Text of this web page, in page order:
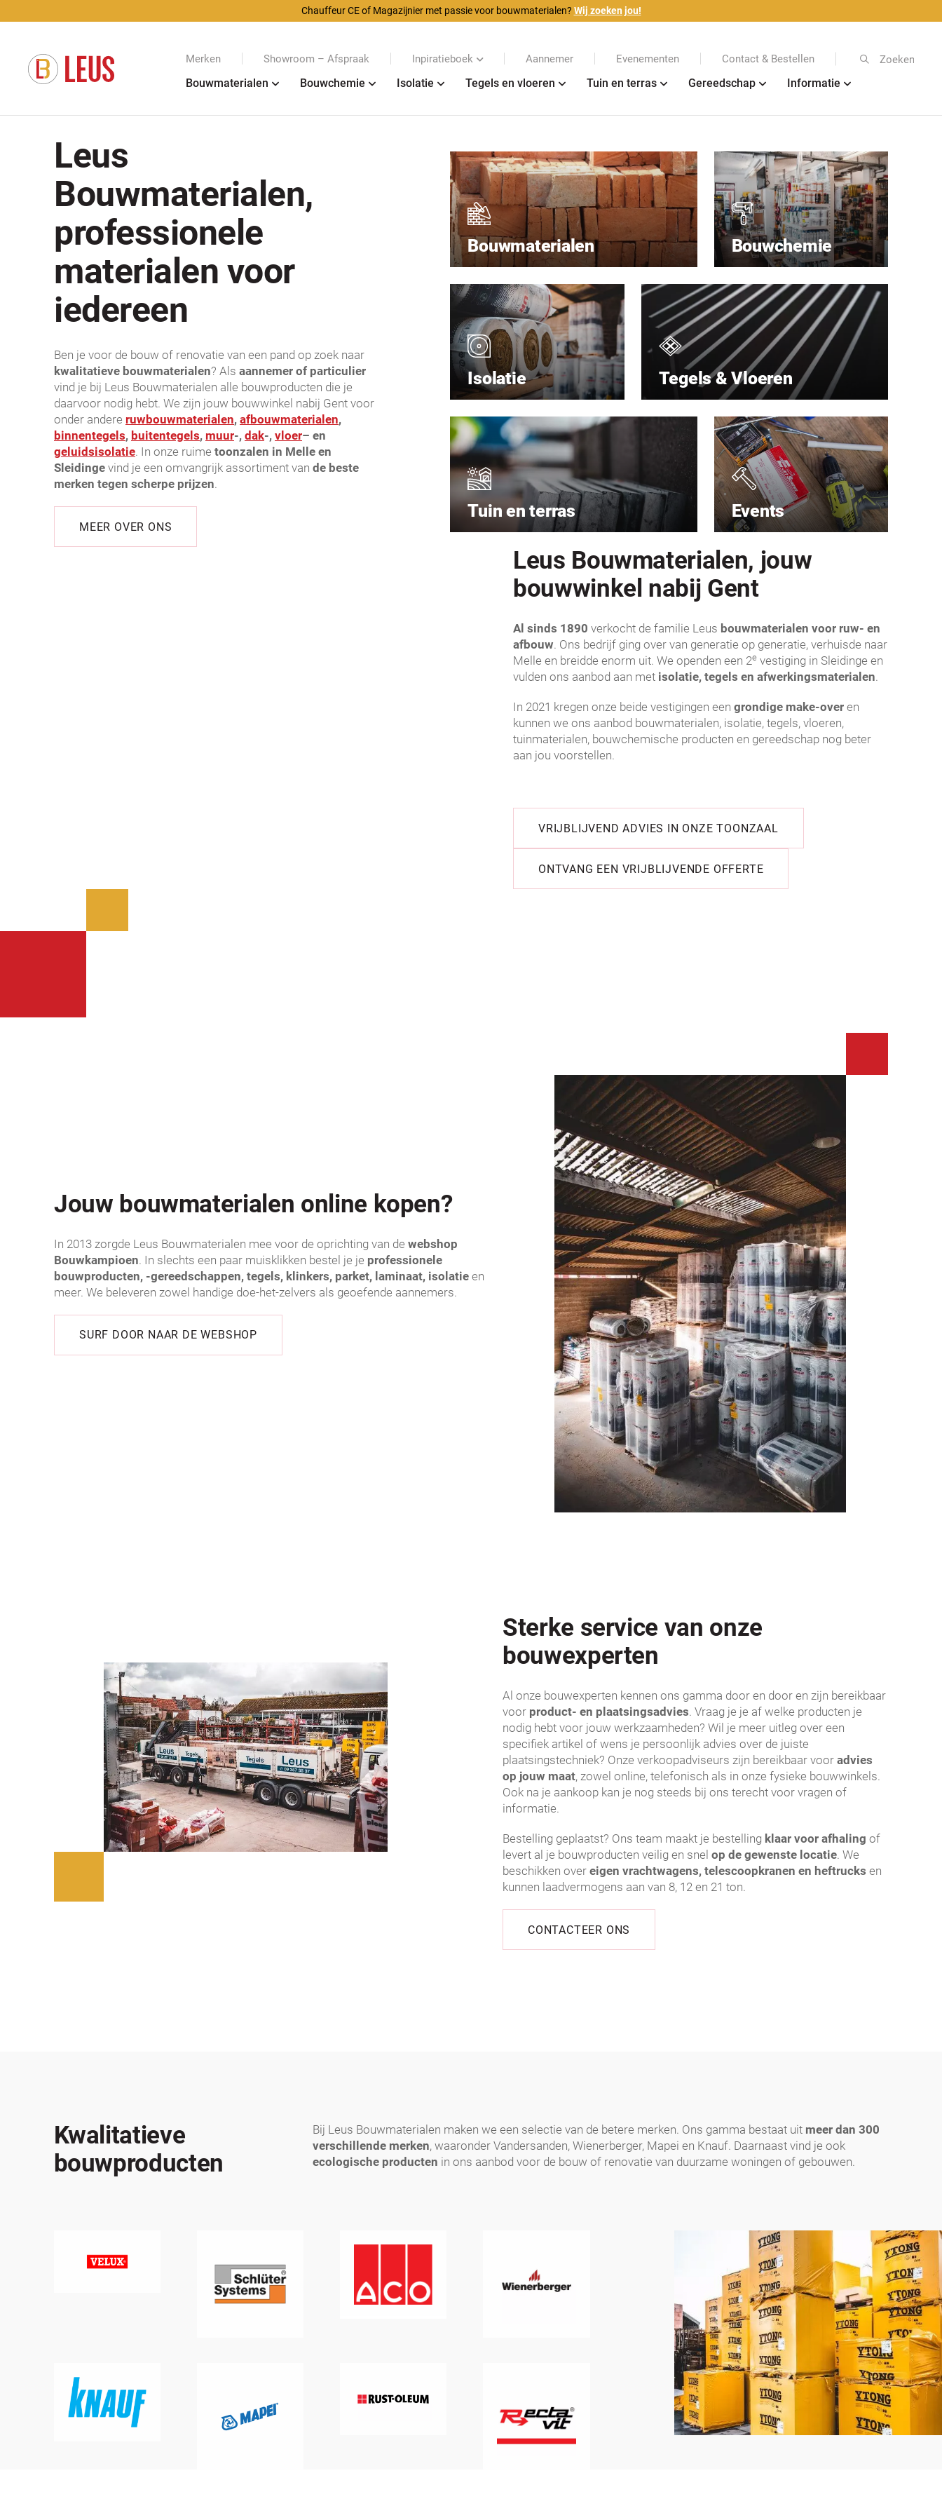
Chauffeur CE of Magazijnier met passie voor bouwmaterialen? Wij zoeken jou!
Merken Showroom – Afspraak Inpiratieboek Aannemer Evenementen Contact & Bestellen Zoeken
Bouwmaterialen Bouwchemie Isolatie Tegels en vloeren Tuin en terras Gereedschap Informatie
Leus
Bouwmaterialen,
professionele
materialen voor
iedereen
Ben je voor de bouw of renovatie van een pand op zoek naar
kwalitatieve bouwmaterialen? Als aannemer of particulier
vind je bij Leus Bouwmaterialen alle bouwproducten die je
daarvoor nodig hebt. We zijn jouw bouwwinkel nabij Gent voor
onder andere ruwbouwmaterialen, afbouwmaterialen,
binnentegels, buitentegels, muur-, dak-, vloer– en
geluidsisolatie. In onze ruime toonzalen in Melle en
Sleidinge vind je een omvangrijk assortiment van de beste
merken tegen scherpe prijzen.
MEER OVER ONS
Bouwmaterialen Bouwchemie
Isolatie Tegels & Vloeren
Tuin en terras Events
Leus Bouwmaterialen, jouw
bouwwinkel nabij Gent
Al sinds 1890 verkocht de familie Leus bouwmaterialen voor ruw- en
afbouw. Ons bedrijf ging over van generatie op generatie, verhuisde naar
Melle en breidde enorm uit. We openden een 2evestiging in Sleidinge en
vulden ons aanbod aan met isolatie, tegels en afwerkingsmaterialen.
In 2021 kregen onze beide vestigingen een grondige make-overen
kunnen we ons aanbod bouwmaterialen, isolatie, tegels, vloeren,
tuinmaterialen, bouwchemische producten en gereedschap nog beter
aan jou voorstellen.
VRIJBLIJVEND ADVIES IN ONZE TOONZAAL
ONTVANG EEN VRIJBLIJVENDE OFFERTE
Jouw bouwmaterialen online kopen?
In 2013 zorgde Leus Bouwmaterialen mee voor de oprichting van de webshop
Bouwkampioen. In slechts een paar muisklikken bestel je je professionele
bouwproducten, -gereedschappen, tegels, klinkers, parket, laminaat, isolatie en
meer. We beleveren zowel handige doe-het-zelvers als geoefende aannemers.
SURF DOOR NAAR DE WEBSHOP
Sterke service van onze
bouwexperten
Al onze bouwexperten kennen ons gamma door en door en zijn bereikbaar
voor product- en plaatsingsadvies. Vraag je je af welke producten je
nodig hebt voor jouw werkzaamheden? Wil je meer uitleg over een
specifiek artikel of wens je persoonlijk advies over de juiste
plaatsingstechniek? Onze verkoopadviseurs zijn bereikbaar voor advies
op jouw maat, zowel online, telefonisch als in onze fysieke bouwwinkels.
Ook na je aankoop kan je nog steeds bij ons terecht voor vragen of
informatie.
Bestelling geplaatst? Ons team maakt je bestelling klaar voor afhaling of
levert al je bouwproducten veilig en snel op de gewenste locatie. We
beschikken over eigen vrachtwagens, telescoopkranen en heftrucks en
kunnen laadvermogens aan van 8, 12 en 21 ton.
CONTACTEER ONS
Kwalitatieve
bouwproducten
Bij Leus Bouwmaterialen maken we een selectie van de betere merken. Ons gamma bestaat uit meer dan 300
verschillende merken, waaronder Vandersanden, Wienerberger, Mapei en Knauf. Daarnaast vind je ook
ecologische producten in ons aanbod voor de bouw of renovatie van duurzame woningen of gebouwen.